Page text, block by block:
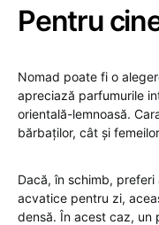
Pentru
Nomad poate fi o
apreciază parfumurile
orientală-lemnoasă.
bărbaților, cât și
Dacă, în schimb,
acvatice pentru zi,
densă. În acest caz, un